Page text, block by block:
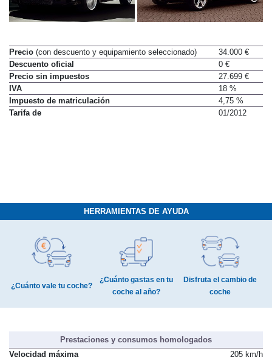
Precio (con descuento y equipamiento seleccionado)
34.000 €
Descuento oficial
0 €
Precio sin impuestos
27.699 €
IVA
18 %
Impuesto de matriculación
4,75 %
Tarifa de
01/2012
HERRAMIENTAS DE AYUDA
¿Cuánto vale tu coche?
¿Cuánto gastas en tu
coche al año?
Disfruta el cambio de
coche
Prestaciones y consumos homologados
Velocidad máxima
205 km/h